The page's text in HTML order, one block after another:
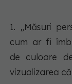
1. „Măsuri
cum ar fi
de culoare
vizualizarea